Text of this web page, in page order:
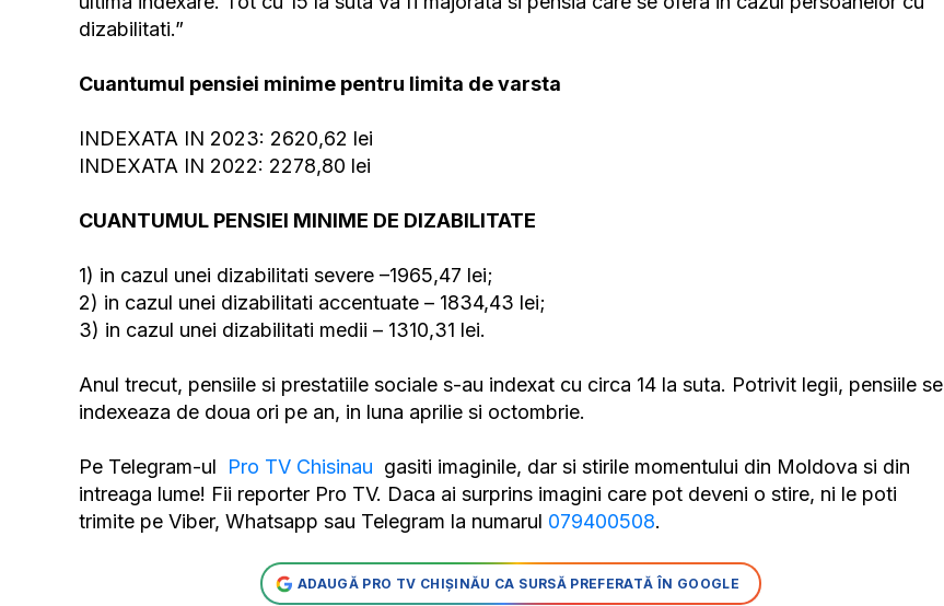
dizabilitati.”
Cuantumul pensiei minime pentru limita de varsta
INDEXATA IN 2023: 2620,62 lei
INDEXATA IN 2022: 2278,80 lei
CUANTUMUL PENSIEI MINIME DE DIZABILITATE
1) in cazul unei dizabilitati severe –1965,47 lei;
2) in cazul unei dizabilitati accentuate – 1834,43 lei;
3) in cazul unei dizabilitati medii – 1310,31 lei.
Anul trecut, pensiile si prestatiile sociale s-au indexat cu circa 14 la suta. Potrivit legii, pensiile se
indexeaza de doua ori pe an, in luna aprilie si octombrie.
Pe Telegram-ul Pro TV Chisinau gasiti imaginile, dar si stirile momentului din Moldova si din
intreaga lume! Fii reporter Pro TV. Daca ai surprins imagini care pot deveni o stire, ni le poti
trimite pe Viber, Whatsapp sau Telegram la numarul 079400508.
ADAUGĂ PRO TV CHIȘINĂU CA SURSĂ PREFERATĂ ÎN GOOGLE